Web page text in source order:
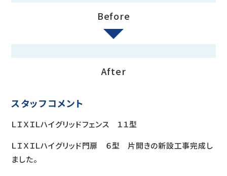
Before
After
スタッフコメント
ＬＩＸＩＬハイグリッドフェンス １１型
ＬＩＸＩＬハイグリッド門扉 ６型 片開きの新設工事完成し
ました。